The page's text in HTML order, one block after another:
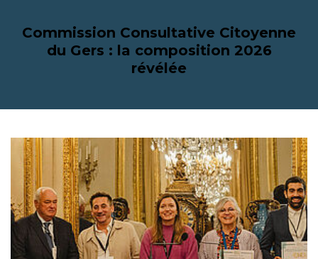
Commission Consultative Citoyenne
du Gers : la composition 2026
révélée